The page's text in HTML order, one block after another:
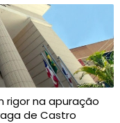
rigor na apuração
de Castro